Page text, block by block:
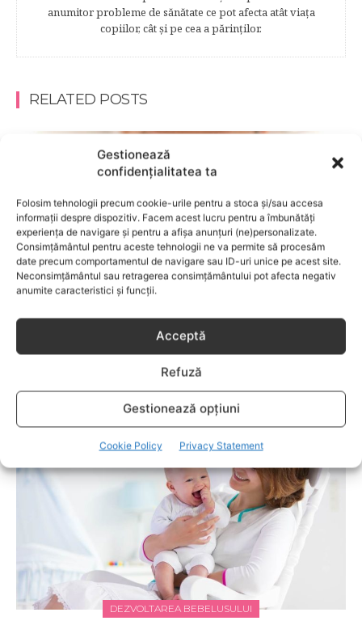
Gestionează
confidențialitatea ta
Folosim tehnologii precum cookie-urile pentru a stoca și/sau accesa
informații despre dispozitiv. Facem acest lucru pentru a îmbunătăți
experiența de navigare și pentru a afișa anunțuri (ne)personalizate.
Consimțământul pentru aceste tehnologii ne va permite să procesăm
date precum comportamentul de navigare sau ID-uri unice pe acest site.
Neconsimțământul sau retragerea consimțământului pot afecta negativ
anumite caracteristici și funcții.
Acceptă
Refuză
Gestionează opțiuni
Cookie Policy Privacy Statement
anumitor probleme de sănătate ce pot afecta atât viaţa
copiilor, cât şi pe cea a părinţilor.
RELATED POSTS
BEBELUSI
SINDROMUL SMSS (sindromul morţii subite a
sugarului) la bebeluşi, între mister şi ştiinţă!
DEZVOLTAREA BEBELUSULUI